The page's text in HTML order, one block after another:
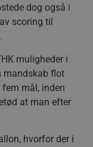
dog også i
scoring til
muligheder i
mandskab flot
mål, inden
at man efter
hvorfor der i
Inc.